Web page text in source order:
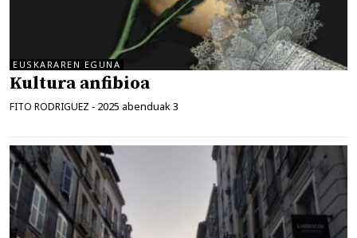
EUSKARAREN EGUNA
Kultura anfibioa
FITO RODRIGUEZ - 2025 abenduak 3